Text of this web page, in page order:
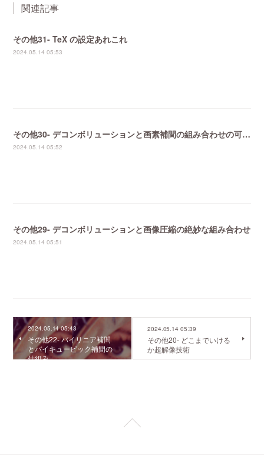
関連記事
その他31- TeX の設定あれこれ
2024.05.14 05:53
その他30- デコンボリューションと画素補間の組み合わせの可能性
2024.05.14 05:52
その他29- デコンボリューションと画像圧縮の絶妙な組み合わせ
2024.05.14 05:51
2024.05.14 05:43
その他22- バイリニア補間
とバイキュービック補間の
仕組み
2024.05.14 05:39
その他20- どこまでいける
か超解像技術